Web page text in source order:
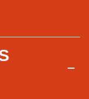
relais, Retrait magasin